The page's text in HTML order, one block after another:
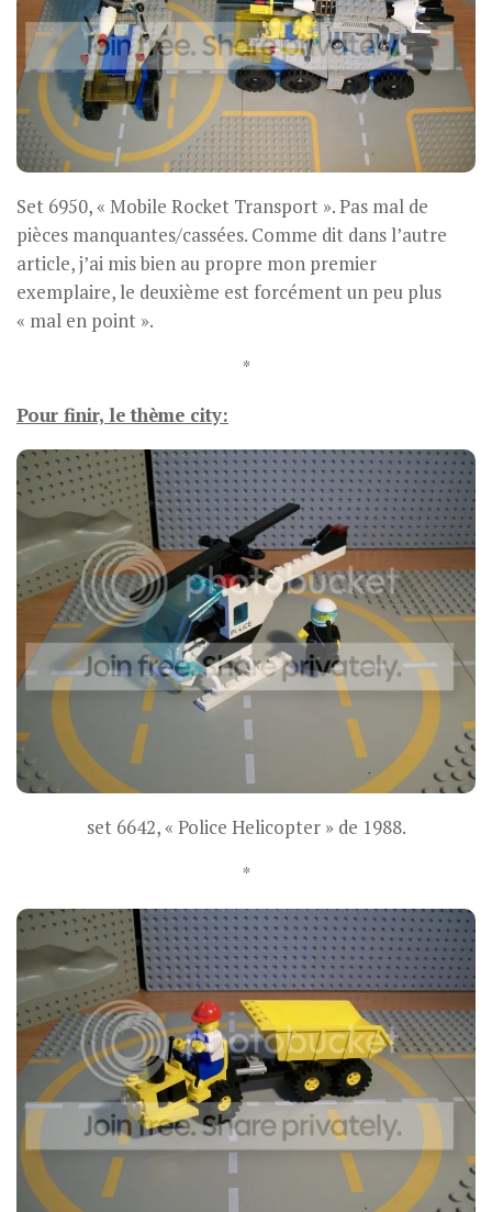
Set 6950, « Mobile Rocket Transport ». Pas mal de
pièces manquantes/cassées. Comme dit dans l’autre
article, j’ai mis bien au propre mon premier
exemplaire, le deuxième est forcément un peu plus
« mal en point ».
*
Pour finir, le thème city:
set 6642, « Police Helicopter » de 1988.
*